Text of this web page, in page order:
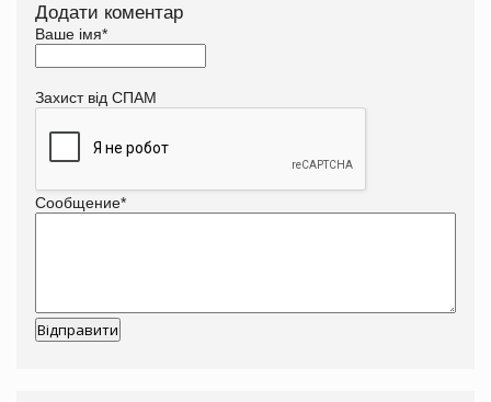
Додати коментар
Ваше імя*
Захист від СПАМ
Сообщение*